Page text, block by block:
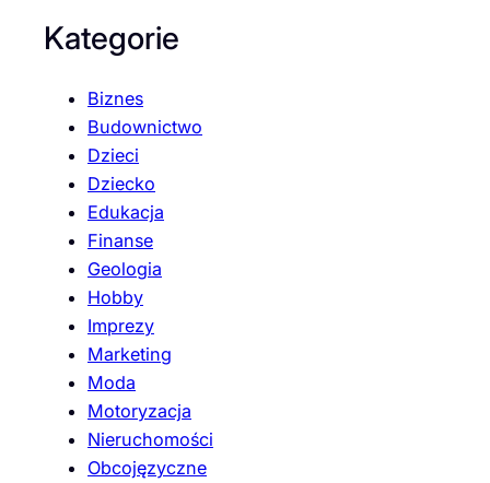
Kategorie
Biznes
Budownictwo
Dzieci
Dziecko
Edukacja
Finanse
Geologia
Hobby
Imprezy
Marketing
Moda
Motoryzacja
Nieruchomości
Obcojęzyczne